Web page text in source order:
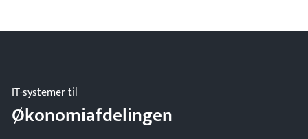
IT-systemer til
Økonomiafdelingen